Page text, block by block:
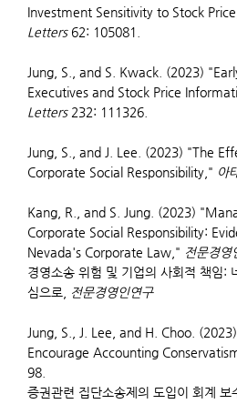
Investment Sensitivity to Stock
Letters62: 105081.
Jung, S., and S. Kwack. (2023)
Executives and Stock Price
Letters232: 111326.
Jung, S., and J. Lee. (2023) "The
Corporate Social Responsibility," 아
Kang, R., and S. Jung. (2023)
Corporate Social Responsibility:
Nevada's Corporate Law," 전문경영
경영소송 위험 및 기업의 사회적 책임:
심으로,
전문경영인연구
Jung, S., J. Lee, and H. Choo.
Encourage Accounting
98.
증권관련 집단소송제의 도입이 회계 보